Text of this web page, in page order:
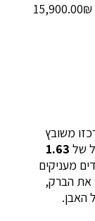
‏15,900.00 ‏₪
משובץ
של 1.63
מעניקים
את הברק,
האבן.